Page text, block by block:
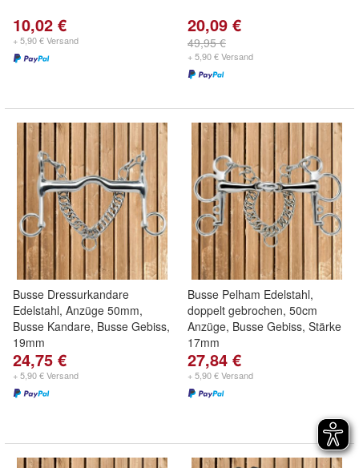
10,02 €
+ 5,90 € Versand
20,09 €
49,95 €
+ 5,90 € Versand
Busse Dressurkandare
Edelstahl, Anzüge 50mm,
Busse Kandare, Busse Gebiss,
19mm
24,75 €
+ 5,90 € Versand
Busse Pelham Edelstahl,
doppelt gebrochen, 50cm
Anzüge, Busse Gebiss, Stärke
17mm
27,84 €
+ 5,90 € Versand